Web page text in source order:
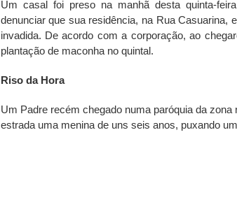
Um casal foi preso na manhã desta quinta-
denunciar que sua residência, na Rua Casuarina,
invadida. De acordo com a corporação, ao
plantação de maconha no quintal.
Riso da Hora
Um Padre recém chegado numa paróquia da zona
estrada uma menina de uns seis anos, puxando